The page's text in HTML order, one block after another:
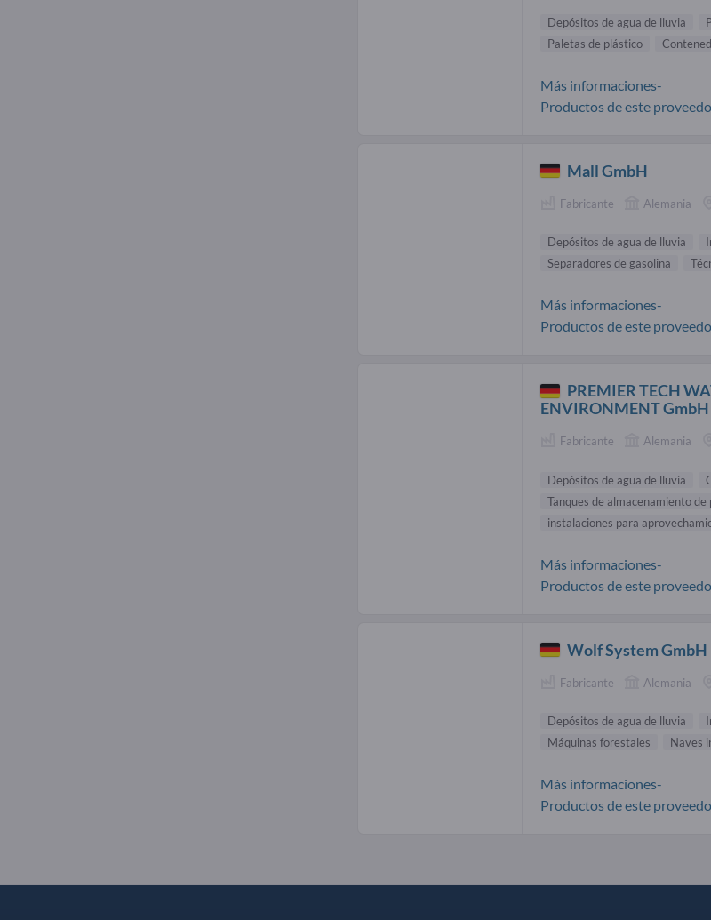
Depósitos de agua de lluvia
Paletas de plástico
Más informaciones-
Productos de este
Mall GmbH
Fabricante Alemania
Depósitos de agua de lluvia
Separadores de gasolina
Más informaciones-
Productos de este
PREMIER TECH
ENVIRONMENT GmbH
Fabricante Alemania
Depósitos de agua de lluvia
Tanques de almacenamiento de
instalaciones para
Más informaciones-
Productos de este
Wolf System GmbH
Fabricante Alemania
Depósitos de agua de lluvia
Máquinas forestales
Naves
Más informaciones-
Productos de este